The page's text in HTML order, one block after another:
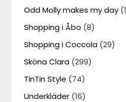
Odd Molly makes my day
Shopping i Åbo (8)
Shopping i Coccola (29)
Sköna Clara (299)
TinTin Style (74)
Underkläder (16)